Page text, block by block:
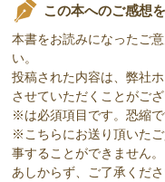
この本へのご感想
本書をお読みになったご
い。
投稿された内容は、弊社
させていただくことがござ
※は必須項目です。恐縮で
※こちらにお送り頂いた
事することができません。
あしからず、ご了承くだ